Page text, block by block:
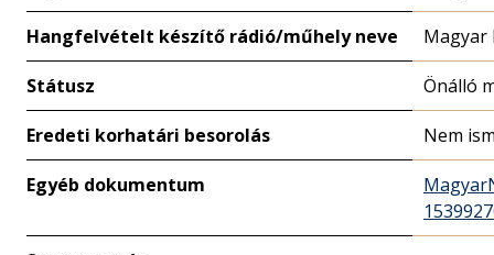
Hangfelvételt készítő rádió/műhely neve Magyar
Státusz Önálló
Eredeti korhatári besorolás Nem
Egyéb dokumentum